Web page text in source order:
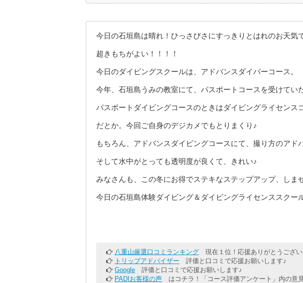
今日の石垣島は晴れ！ひっさびさにすっきりとはれのお天気
超きもちがよい！！！！
今日のダイビングスクールは、アドバンスダイバーコース。
今年、石垣島うみの教室にて、パスポートコースを受けてい
パスポートダイビングコースのときはダイビングライセンス
だとか。今回ご自身のデジカメでもとりまくり♪
もちろん、アドバンスダイビングコースにて、撮り方のアド
そして水中がとっても透明度が良くて、きれい♪
みなさんも、この冬にお得でステキなステップアップ、しま
今日の石垣島体験ダイビング＆ダイビングライセンススクー
八重山厳選口コミランキング 現在１位！応援ありがとうござい
トリップアドバイザー 評価と口コミで応援お願いします♪
Google 評価と口コミで応援お願いします♪
PADIお客様の声 はコチラ！「コース評価アンケート」内の意